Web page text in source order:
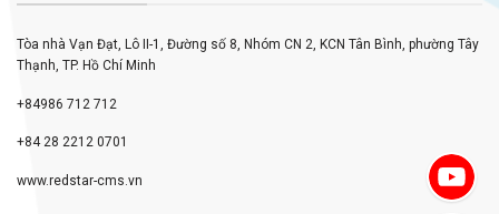
Tòa nhà Vạn Đạt, Lô II-1, Đường số 8, Nhóm CN 2, KCN Tân Bình, phường Tây
Thạnh, TP. Hồ Chí Minh
+84986 712 712
+84 28 2212 0701
www.redstar-cms.vn